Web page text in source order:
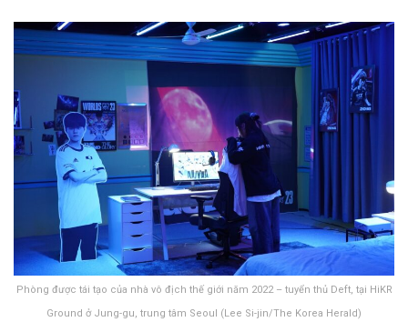
Phòng được tái tạo của nhà vô địch thế giới năm 2022 – tuyển thủ Deft, tại HiKR
Ground ở Jung-gu, trung tâm Seoul (Lee Si-jin/The Korea Herald)